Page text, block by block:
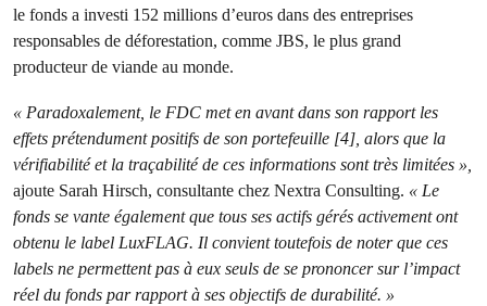
le fonds a investi 152 millions d’euros dans des entreprises
responsables de déforestation, comme JBS, le plus grand
producteur de viande au monde.
« Paradoxalement, le FDC met en avant dans son rapport les
effets prétendument positifs de son portefeuille [4], alors que la
vérifiabilité et la traçabilité de ces informations sont très limitées »,
ajoute Sarah Hirsch, consultante chez Nextra Consulting. « Le
fonds se vante également que tous ses actifs gérés activement ont
obtenu le label LuxFLAG. Il convient toutefois de noter que ces
labels ne permettent pas à eux seuls de se prononcer sur l’impact
réel du fonds par rapport à ses objectifs de durabilité. »